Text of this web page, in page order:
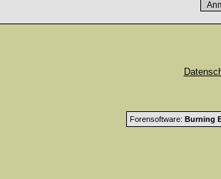
Forensoftware: Burning